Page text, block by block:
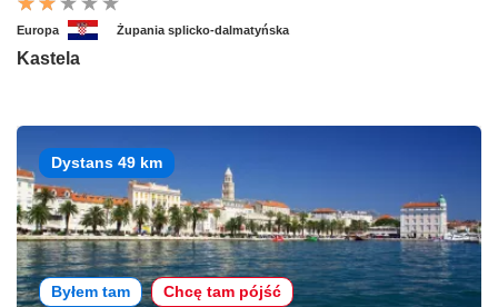
Europa Żupania splicko-dalmatyńska
Kastela
Dystans 49 km
Byłem tam Chcę tam pójść